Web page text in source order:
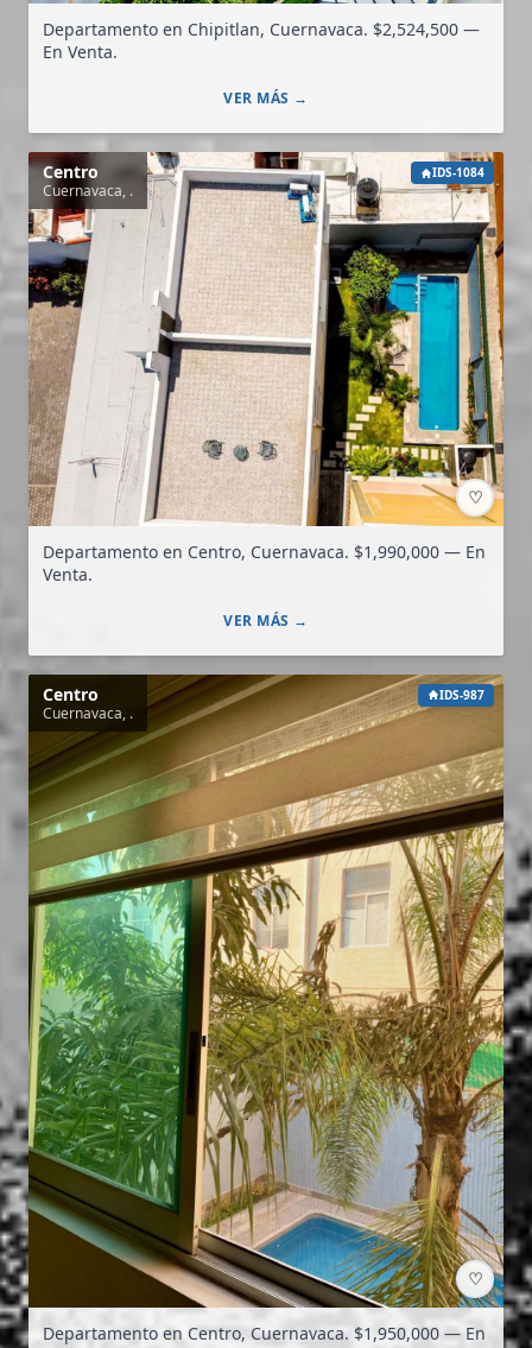
Departamento en Chipitlan, Cuernavaca. $2,524,500 —
En Venta.
VER MÁS →
Centro
Cuernavaca, .
IDS-1084
♡
Departamento en Centro, Cuernavaca. $1,990,000 — En
Venta.
VER MÁS →
Centro
Cuernavaca, .
IDS-987
♡
Departamento en Centro, Cuernavaca. $1,950,000 — En